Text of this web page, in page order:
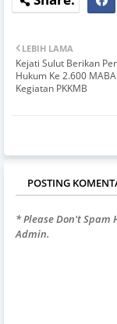
LEBIH LAMA
Kejati Sulut Berikan
Hukum Ke 2.600
Kegiatan PKKMB
POSTING
* Please Don't Spam
Admin.